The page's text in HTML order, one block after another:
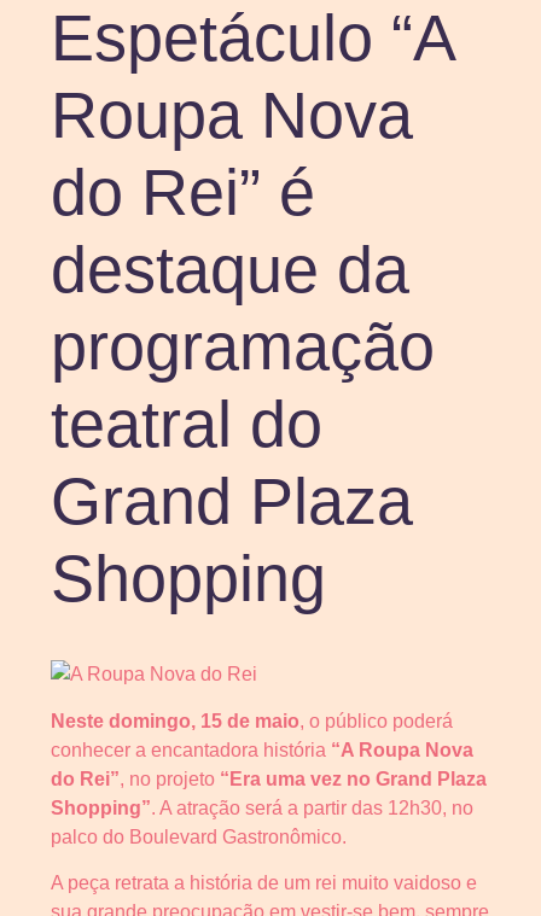
Espetáculo “A
Roupa Nova
do Rei” é
destaque da
programação
teatral do
Grand Plaza
Shopping
Neste domingo, 15 de maio, o público poderá
conhecer a encantadora história “A Roupa Nova
do Rei”, no projeto “Era uma vez no Grand Plaza
Shopping”. A atração será a partir das 12h30, no
palco do Boulevard Gastronômico.
A peça retrata a história de um rei muito vaidoso e
sua grande preocupação em vestir-se bem, sempre